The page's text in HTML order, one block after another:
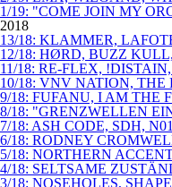
1/19: "COME JOIN MY
2018
13/18: KLAMMER,
12/18: HØRD, BUZZ
11/18: RE-FLEX,
10/18: VNV NATION,
9/18: FUFANU, I AM THE
8/18: "GRENZWELLEN
7/18: ASH CODE, SDH,
6/18: RODNEY
5/18: NORTHERN
4/18: SELTSAME
3/18: NOSEHOLES,